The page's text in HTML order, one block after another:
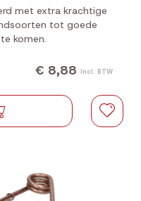
met extra krachtige
tot goede
komen.
€ 8,88 Incl. BTW